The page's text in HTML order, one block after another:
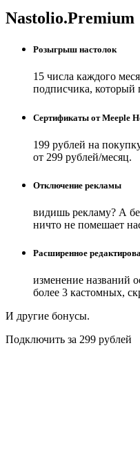
Nastolio.Premium
Розыгрыш настолок
15 числа каждого
подписчика, который
Сертификаты от Meeple
199 рублей на
от 299 рублей/месяц.
Отключение рекламы
видишь рекламу? А
ничто не помешает
Расширенное
изменение названий
более 3 кастомных,
И другие бонусы.
Подключить за 299 рублей